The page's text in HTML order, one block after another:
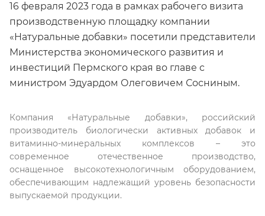
16 февраля 2023 года в рамках рабочего визита
производственную площадку компании
«Натуральные добавки» посетили представители
Министерства экономического развития и
инвестиций Пермского края во главе с
министром Эдуардом Олеговичем Сосниным.
Компания «Натуральные добавки», российский
производитель биологически активных добавок и
витаминно-минеральных комплексов – это
современное отечественное производство,
оснащенное высокотехнологичным оборудованием,
обеспечивающим надлежащий уровень безопасности
выпускаемой продукции.